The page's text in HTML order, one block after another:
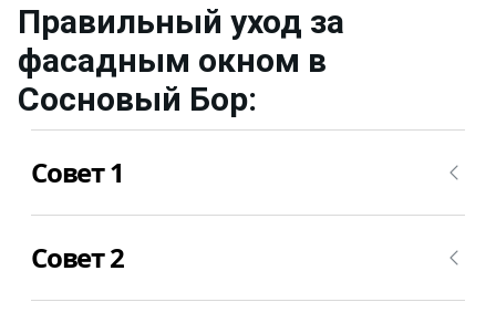
Правильный уход за
фасадным окном в
Сосновый Бор:
Совет 1
средствами, ведь спиртовой или любой другой
последствия.
Совет 2